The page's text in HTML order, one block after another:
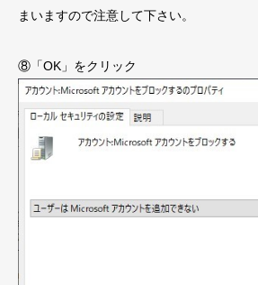
まいますので注意して下さい。
⑧「OK」をクリック